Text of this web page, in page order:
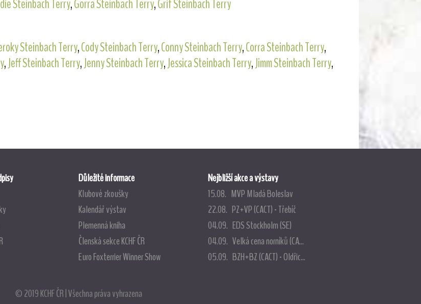
Steinbach Terry,Gorra Steinbach Terry,Grif Steinbach Terry
Steinbach Terry,Cody Steinbach Terry,Conny Steinbach Terry,Corra Steinbach Terry,
,Jeff Steinbach Terry,Jenny Steinbach Terry,Jessica Steinbach Terry,Jimm Steinbach Terry,
Důležité informace
Klubové zkoušky
Kalendář výstav
Plemenná kniha
Členská sekce KCHF ČR
Euro Foxterrier Winner Show
Nejbližší akce a výstavy
15.08. MVP Mladá Boleslav
22.08. PZ+VP (CACT) - Třebíč
04.09. EDS Stockholm (SE)
04.09. Velká cena norníků (CA...
05.09. BZH+BZ (CACT) - Oldřic...
© 2019 KCHF ČR | Všechna práva vyhrazena